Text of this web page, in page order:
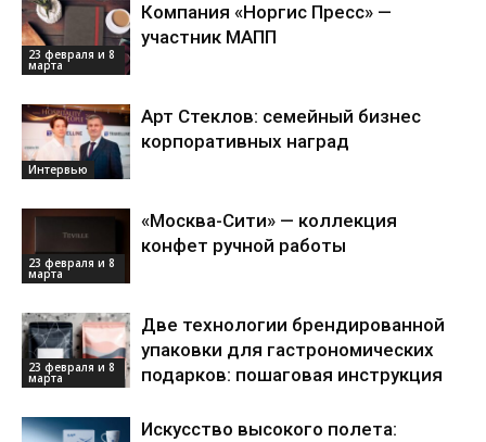
23 февраля и 8
марта
Компания «Норгис Пресс» —
участник МАПП
Интервью
Арт Стеклов: семейный бизнес
корпоративных наград
23 февраля и 8
марта
«Москва-Сити» — коллекция
конфет ручной работы
23 февраля и 8
марта
Две технологии брендированной
упаковки для гастрономических
подарков: пошаговая инструкция
Искусство высокого полета: